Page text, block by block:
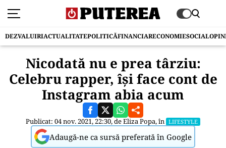
DEZVALUIRIACTUALITATEPOLITICĂFINANCIARECONOMIESOCIAL
Nicodată nu e prea târziu:
Celebru rapper, își face cont de
Instagram abia acum
Publicat: 04 nov. 2021, 22:30, deEliza Popa, în LIFESTYLE
Adaugă-ne ca sursă preferată în Google